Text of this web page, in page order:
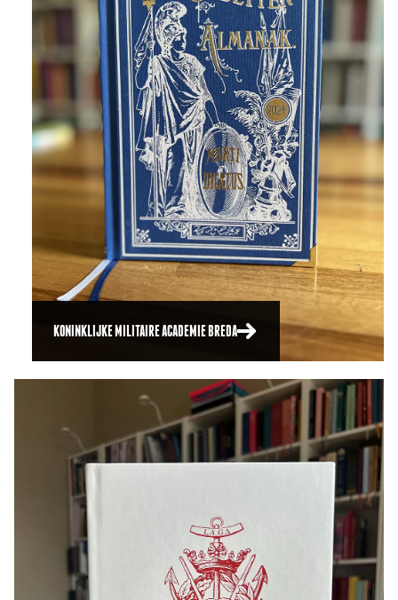
KONINKLIJKE MILITAIRE ACADEMIE BREDA